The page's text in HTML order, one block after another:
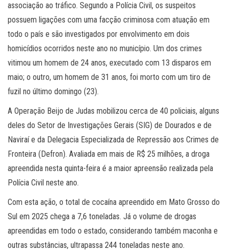
associação ao tráfico. Segundo a Polícia Civil, os suspeitos
possuem ligações com uma facção criminosa com atuação em
todo o país e são investigados por envolvimento em dois
homicídios ocorridos neste ano no município. Um dos crimes
vitimou um homem de 24 anos, executado com 13 disparos em
maio; o outro, um homem de 31 anos, foi morto com um tiro de
fuzil no último domingo (23).
A Operação Beijo de Judas mobilizou cerca de 40 policiais, alguns
deles do Setor de Investigações Gerais (SIG) de Dourados e de
Naviraí e da Delegacia Especializada de Repressão aos Crimes de
Fronteira (Defron). Avaliada em mais de R$ 25 milhões, a droga
apreendida nesta quinta-feira é a maior apreensão realizada pela
Polícia Civil neste ano.
Com esta ação, o total de cocaína apreendido em Mato Grosso do
Sul em 2025 chega a 7,6 toneladas. Já o volume de drogas
apreendidas em todo o estado, considerando também maconha e
outras substâncias, ultrapassa 244 toneladas neste ano.